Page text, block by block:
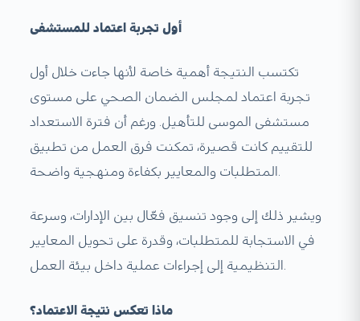
أول تجربة اعتماد للمستشفى
تكتسب النتيجة أهمية خاصة لأنها جاءت خلال أول
تجربة اعتماد لمجلس الضمان الصحي على مستوى
مستشفى الموسى للتأهيل. ورغم أن فترة الاستعداد
للتقييم كانت قصيرة، تمكنت فرق العمل من تطبيق
المتطلبات والمعايير بكفاءة ومنهجية واضحة.
ويشير ذلك إلى وجود تنسيق فعّال بين الإدارات، وسرعة
في الاستجابة للمتطلبات، وقدرة على تحويل المعايير
التنظيمية إلى إجراءات عملية داخل بيئة العمل.
ماذا تعكس نتيجة الاعتماد؟